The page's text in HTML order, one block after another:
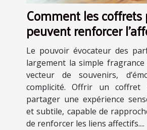
Comment les
peuvent renforcer
dans les relations ?
Le pouvoir évocateur des
largement la simple fragrance
vecteur de souvenirs,
complicité. Offrir un coffret
partager une expérience
et subtile, capable de
de renforcer les liens affectifs....